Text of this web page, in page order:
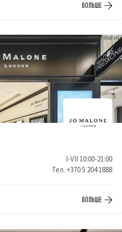
БОЛЬШЕ
I-VII 10:00-21:00
Тел. +370 5 204 1888
БОЛЬШЕ